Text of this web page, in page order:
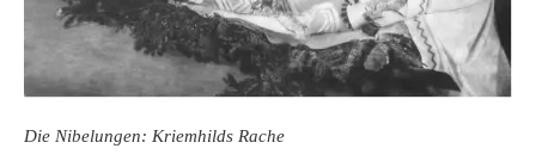
Die Nibelungen: Kriemhilds Rache